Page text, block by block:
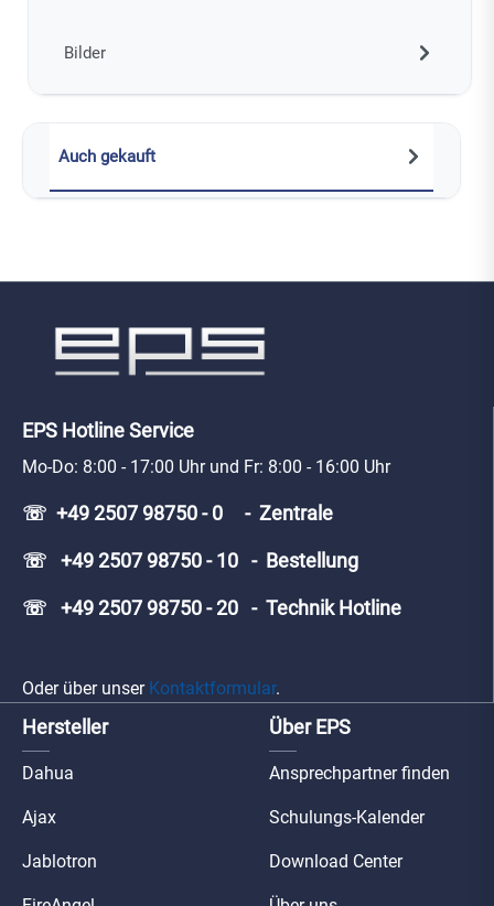
Bilder
Auch gekauft
EPS Hotline Service
Mo-Do: 8:00 - 17:00 Uhr und Fr: 8:00 - 16:00 Uhr
☏ +49 2507 98750 - 0 - Zentrale
☏ +49 2507 98750 - 10 - Bestellung
☏ +49 2507 98750 - 20 - Technik Hotline
Oder über unser Kontaktformular.
Hersteller
Dahua
Ajax
Jablotron
Über EPS
Ansprechpartner finden
Schulungs-Kalender
Download Center